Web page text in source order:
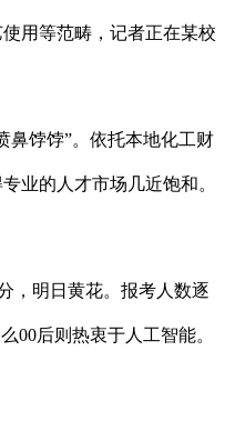
用等范畴，记者正在某校
饽饽”。依托本地化工财
业的人才市场几近饱和。
，明日黄花。报考人数逐
00后则热衷于人工智能。